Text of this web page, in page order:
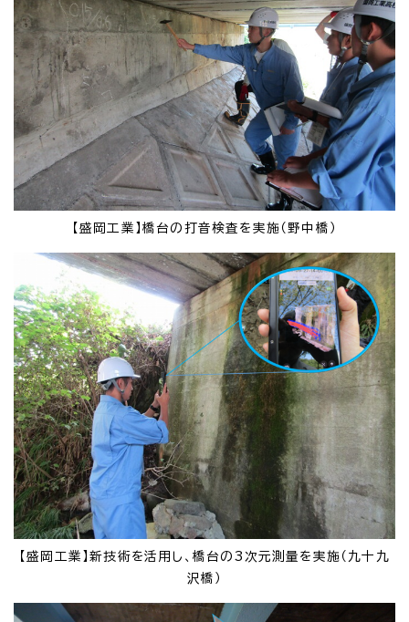
【盛岡工業】橋台の打音検査を実施（野中橋）
【盛岡工業】新技術を活用し、橋台の3次元測量を実施（九十九
沢橋）